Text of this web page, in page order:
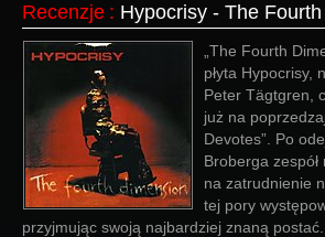
Recenzje : Hypocrisy - The
„The Fourth
płyta Hypocrisy,
Peter Tägtgren,
już na
Devotes”. Po
Broberga zespół
na zatrudnienie
tej pory
przyjmując swoją najbardziej znaną